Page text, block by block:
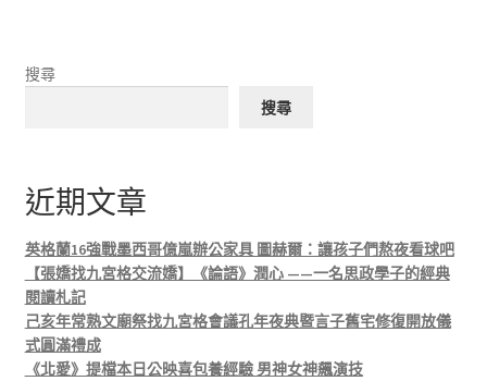
搜尋
搜尋
近期文章
英格蘭16強戰墨西哥億嵐辦公家具 圖赫爾：讓孩子們熬夜看球吧
【張嬌找九宮格交流嬌】《論語》潤心 ——一名思政學子的經典
閱讀札記
己亥年常熟文廟祭找九宮格會議孔年夜典暨言子舊宅修復開放儀
式圓滿禮成
《北愛》提檔本日公映喜包養經驗 男神女神飆演技